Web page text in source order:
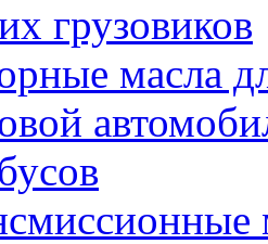
грузовиков
масла